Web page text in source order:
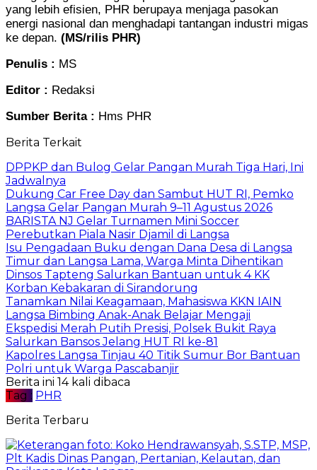
yang lebih efisien, PHR berupaya menjaga pasokan
energi nasional dan menghadapi tantangan industri migas
ke depan. (MS/rilis PHR)
Penulis : MS
Editor : Redaksi
Sumber Berita : Hms PHR
Berita Terkait
DPPKP dan Bulog Gelar Pangan Murah Tiga Hari, Ini
Jadwalnya
Dukung Car Free Day dan Sambut HUT RI, Pemko
Langsa Gelar Pangan Murah 9–11 Agustus 2026
BARISTA NJ Gelar Turnamen Mini Soccer
Perebutkan Piala Nasir Djamil di Langsa
Isu Pengadaan Buku dengan Dana Desa di Langsa
Timur dan Langsa Lama, Warga Minta Dihentikan
Dinsos Tapteng Salurkan Bantuan untuk 4 KK
Korban Kebakaran di Sirandorung
Tanamkan Nilai Keagamaan, Mahasiswa KKN IAIN
Langsa Bimbing Anak-Anak Belajar Mengaji
Ekspedisi Merah Putih Presisi, Polsek Bukit Raya
Salurkan Bansos Jelang HUT RI ke-81
Kapolres Langsa Tinjau 40 Titik Sumur Bor Bantuan
Polri untuk Warga Pascabanjir
Berita ini 14 kali dibaca
Tag : PHR
Berita Terbaru